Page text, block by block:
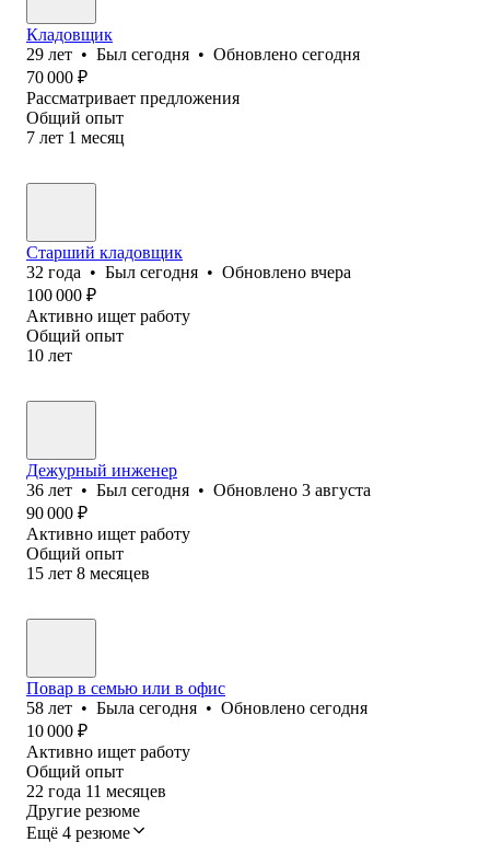
Кладовщик
29 лет • Был сегодня • Обновлено сегодня
70 000 ₽
Рассматривает предложения
Общий опыт
7 лет 1 месяц
Старший кладовщик
32 года • Был сегодня • Обновлено вчера
100 000 ₽
Активно ищет работу
Общий опыт
10 лет
Дежурный инженер
36 лет • Был сегодня • Обновлено 3 августа
90 000 ₽
Активно ищет работу
Общий опыт
15 лет 8 месяцев
Повар в семью или в офис
58 лет • Была сегодня • Обновлено сегодня
10 000 ₽
Активно ищет работу
Общий опыт
22 года 11 месяцев
Другие резюме
Ещё 4 резюме